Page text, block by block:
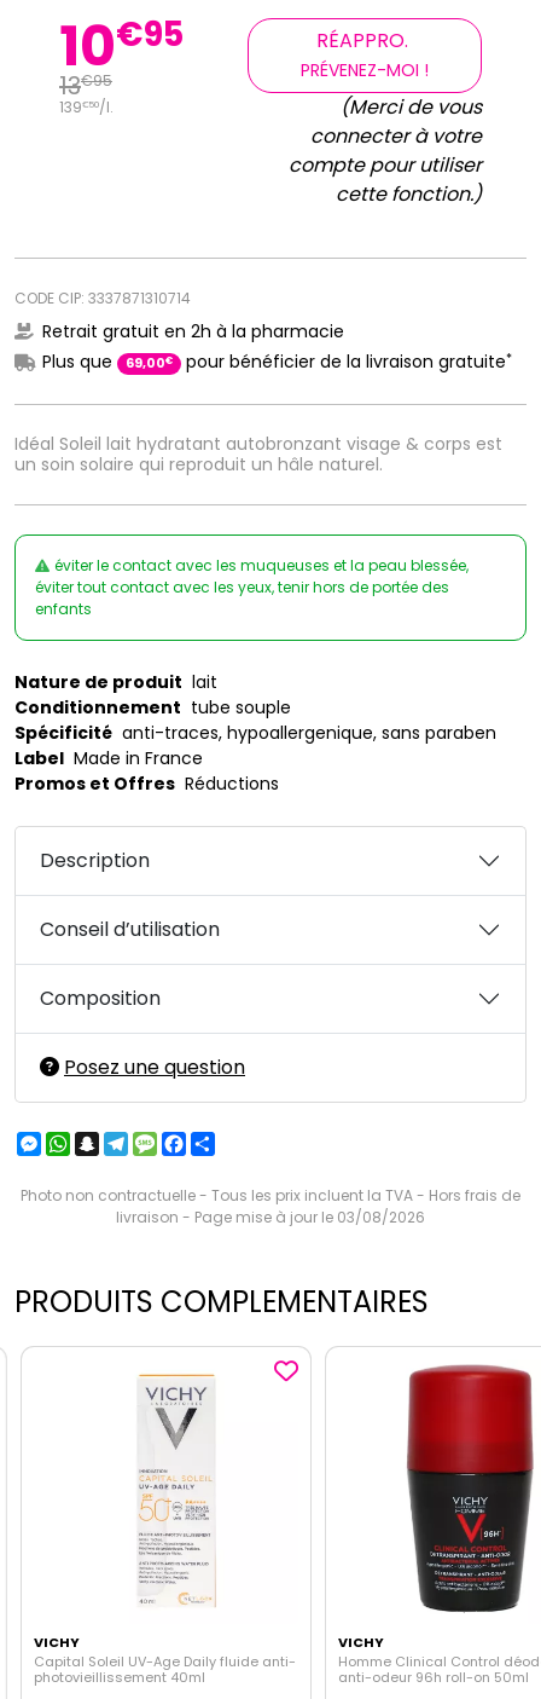
Idéal Soleil lait hydratant autobronzant visage & corps est
un soin solaire qui reproduit un hâle naturel.
10€95
13€95
139€50/l.
RÉAPPRO.
PRÉVENEZ-MOI !
(Merci de vous
connecter à votre
compte pour utiliser
cette fonction.)
CODE CIP: 3337871310714
Retrait gratuit en 2h à la pharmacie
Plus que
69,00€ pour bénéficier de la livraison gratuite*
éviter le contact avec les muqueuses et la peau blessée,
éviter tout contact avec les yeux, tenir hors de portée des
enfants
Nature de produit lait
Conditionnement tube souple
Spécificité anti-traces, hypoallergenique, sans paraben
Label Made in France
Promos et Offres Réductions
Description
Conseil d’utilisation
Composition
Posez une question
Messenger
WhatsApp
Snapchat
Telegram
MessageFacebook
Photo non contractuelle - Tous les prix incluent la TVA - Hors frais de
livraison - Page mise à jour le 03/08/2026
PRODUITS COMPLEMENTAIRES
VICHY
Capital Soleil UV-Age Daily fluide anti-
photovieillissement 40ml
VICHY
Homme Clinical Control
anti-odeur 96h roll-on 50ml